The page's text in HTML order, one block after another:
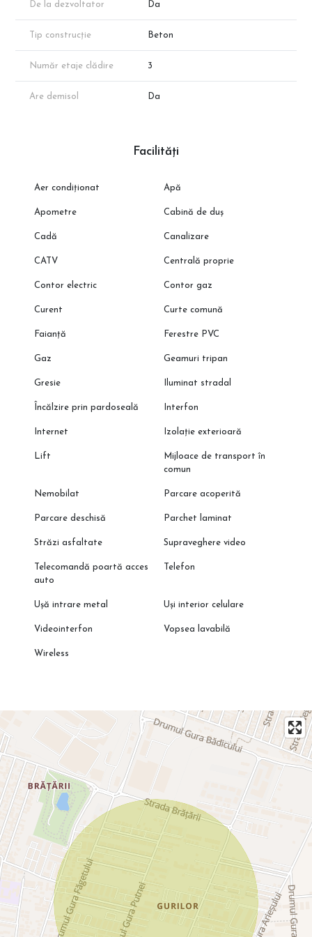
aproximativă conform schițelor de prezentare. Suprafața exacta
va reieși în urma măsurătorilor cadastrale.
personalizată!
De la dezvoltator Da
Tip construcție Beton
Număr etaje clădire 3
Are demisol Da
Facilități
Aer condiționat Apă
Apometre Cabină de duș
Cadă Canalizare
CATV Centrală proprie
Contor electric Contor gaz
Curent Curte comună
Faianță Ferestre PVC
Gaz Geamuri tripan
Gresie Iluminat stradal
Încălzire prin pardoseală Interfon
Internet Izolație exterioară
Lift
Mijloace de transport în
comun
Nemobilat Parcare acoperită
Parcare deschisă Parchet laminat
Străzi asfaltate Supraveghere video
Telecomandă poartă acces
auto
Telefon
Ușă intrare metal Uși interior celulare
Videointerfon Vopsea lavabilă
Wireless